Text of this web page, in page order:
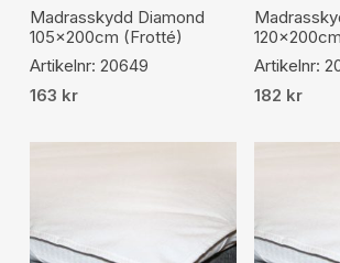
Madrasskydd Diamond
105x200cm (Frotté)
Artikelnr: 20649
163 kr
120x200cm
Artikelnr:
182 kr